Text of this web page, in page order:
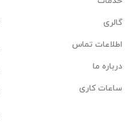
گالری
اطلاعات تماس
درباره ما
ساعات کاری